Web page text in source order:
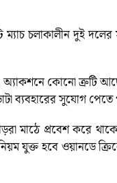
চলাকালীন দুই
কোনো ত্রুটি
ব্যবহারের সুযোগ পেতে
মাঠে প্রবেশ করে
হবে ওয়ানডে